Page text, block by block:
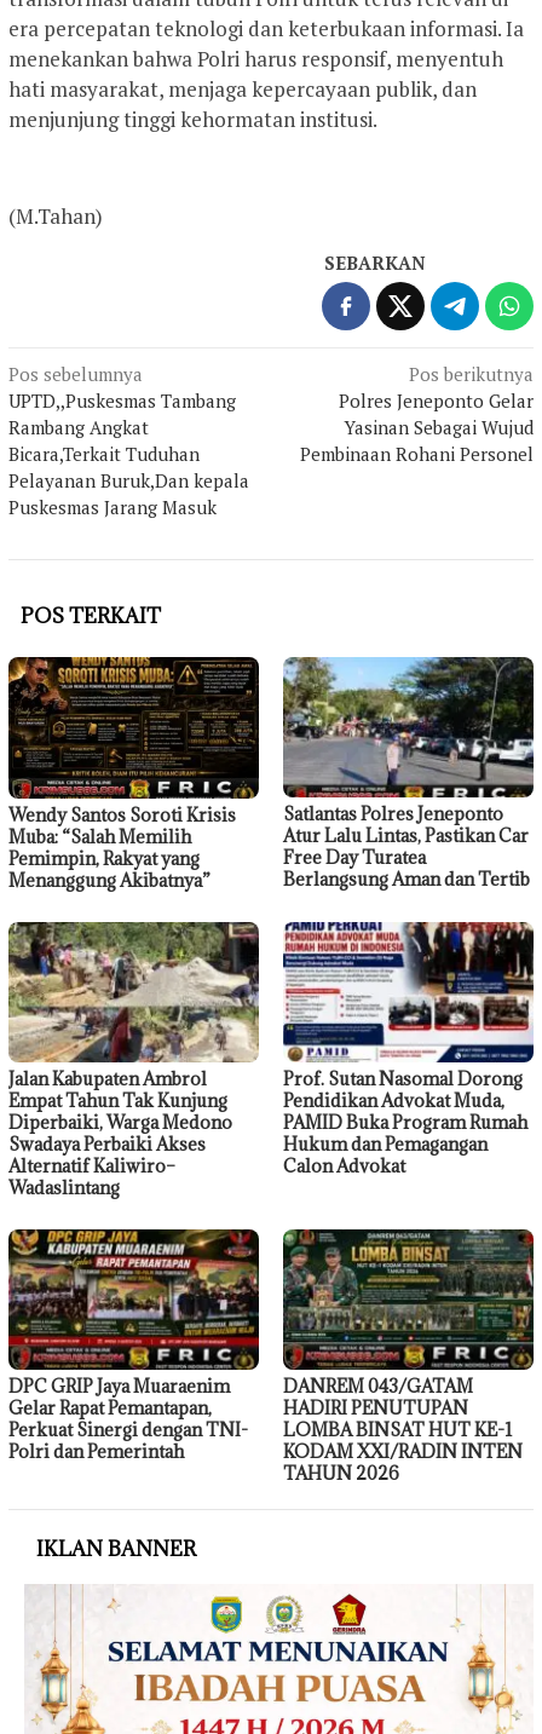
era percepatan teknologi dan keterbukaan informasi. Ia
menekankan bahwa Polri harus responsif, menyentuh
hati masyarakat, menjaga kepercayaan publik, dan
menjunjung tinggi kehormatan institusi.
(M.Tahan)
SEBARKAN
Navigasi
pos
Pos sebelumnya
UPTD,,Puskesmas Tambang
Rambang Angkat
Bicara,Terkait Tuduhan
Pelayanan Buruk,Dan kepala
Puskesmas Jarang Masuk
Pos berikutnya
Polres Jeneponto Gelar
Yasinan Sebagai Wujud
Pembinaan Rohani Personel
POS TERKAIT
Wendy Santos Soroti Krisis
Muba: “Salah Memilih
Pemimpin, Rakyat yang
Menanggung Akibatnya”
Satlantas Polres Jeneponto
Atur Lalu Lintas, Pastikan Car
Free Day Turatea
Berlangsung Aman dan Tertib
Jalan Kabupaten Ambrol
Empat Tahun Tak Kunjung
Diperbaiki, Warga Medono
Swadaya Perbaiki Akses
Alternatif Kaliwiro–
Wadaslintang
Prof. Sutan Nasomal Dorong
Pendidikan Advokat Muda,
PAMID Buka Program Rumah
Hukum dan Pemagangan
Calon Advokat
DPC GRIP Jaya Muaraenim
Gelar Rapat Pemantapan,
Perkuat Sinergi dengan TNI-
Polri dan Pemerintah
DANREM 043/GATAM
HADIRI PENUTUPAN
LOMBA BINSAT HUT KE-1
KODAM XXI/RADIN INTEN
TAHUN 2026
IKLAN BANNER